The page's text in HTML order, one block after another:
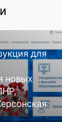
для
новых